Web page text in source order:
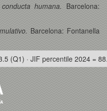
humana. Barcelona:
Barcelona: Fontanella
(Q1) · JIF percentile 2024 =